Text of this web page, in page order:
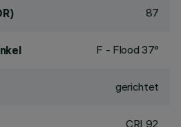
87
F - Flood 37°
gerichtet
CRI 92